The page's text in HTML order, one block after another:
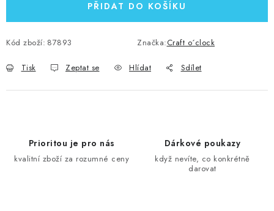
PŘIDAT DO KOŠÍKU
Kód zboží: 87893 Značka:Craft o´clock
Tisk Zeptat se Hlídat Sdílet
Prioritou je pro nás
kvalitní zboží za rozumné ceny
Dárkové poukazy
když nevíte, co konkrétně
darovat